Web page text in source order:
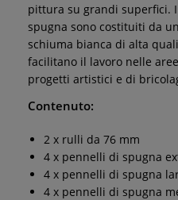
pittura su grandi superfici.
spugna sono costituiti da
schiuma bianca di alta
facilitano il lavoro nelle
progetti artistici e di
Contenuto:
2 x rulli da 76 mm
4 x pennelli di spugna
4 x pennelli di spugna
4 x pennelli di spugna